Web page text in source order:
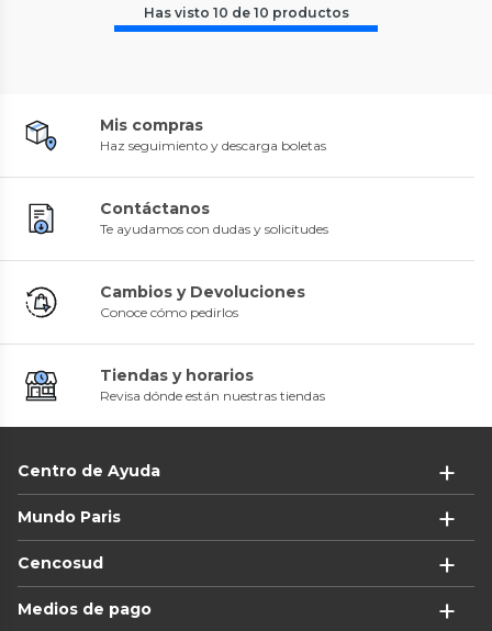
Has visto 10 de 10 productos
Mis compras
Haz seguimiento y descarga boletas
Contáctanos
Te ayudamos con dudas y solicitudes
Cambios y Devoluciones
Conoce cómo pedirlos
Tiendas y horarios
Revisa dónde están nuestras tiendas
Centro de Ayuda
Mundo Paris
Cencosud
Medios de pago